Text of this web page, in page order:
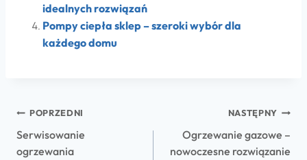
idealnych rozwiązań
Pompy ciepła sklep – szeroki wybór dla
każdego domu
POPRZEDNI
Serwisowanie
ogrzewania
NASTĘPNY
Ogrzewanie gazowe –
nowoczesne rozwiązanie